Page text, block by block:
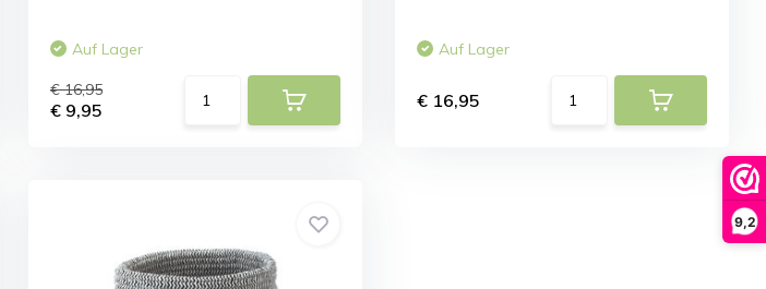
9,2
Auf Lager
€ 16,95
€ 9,95
Auf Lager
€ 16,95